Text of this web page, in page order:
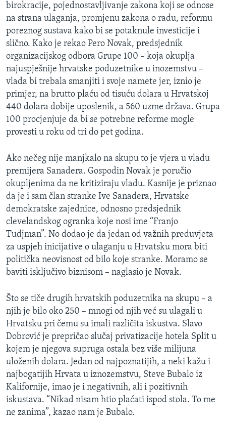
birokracije, pojednostavljivanje zakona koji se odnose
na strana ulaganja, promjenu zakona o radu, reformu
poreznog sustava kako bi se potaknule investicije i
slično. Kako je rekao Pero Novak, predsjednik
organizacijskog odbora Grupe 100 – koja okuplja
najuspješnije hrvatske poduzetnike u inozemstvu –
vlada bi trebala smanjiti i svoje namete jer, iznio je
primjer, na brutto plaću od tisuću dolara u Hrvatskoj
440 dolara dobije uposlenik, a 560 uzme država. Grupa
100 procjenjuje da bi se potrebne reforme mogle
provesti u roku od tri do pet godina.
Ako nečeg nije manjkalo na skupu to je vjera u vladu
premijera Sanadera. Gospodin Novak je poručio
okupljenima da ne kritiziraju vladu. Kasnije je priznao
da je i sam član stranke Ive Sanadera, Hrvatske
demokratske zajednice, odnosno predsjednik
clevelandskog ogranka koje nosi ime “Franjo
Tudjman”. No dodao je da jedan od važnih preduvjeta
za uspjeh inicijative o ulaganju u Hrvatsku mora biti
politička neovisnost od bilo koje stranke. Moramo se
baviti isključivo biznisom – naglasio je Novak.
Što se tiče drugih hrvatskih poduzetnika na skupu – a
njih je bilo oko 250 – mnogi od njih već su ulagali u
Hrvatsku pri čemu su imali različita iskustva. Slavo
Dobrović je prepričao slučaj privatizacije hotela Split u
kojem je njegova supruga ostala bez više milijuna
uloženih dolara. Jedan od najpoznatijih, a neki kažu i
najbogatijih Hrvata u iznozemstvu, Steve Bubalo iz
Kalifornije, imao je i negativnih, ali i pozitivnih
iskustava. “Nikad nisam htio plaćati ispod stola. To me
ne zanima”, kazao nam je Bubalo.